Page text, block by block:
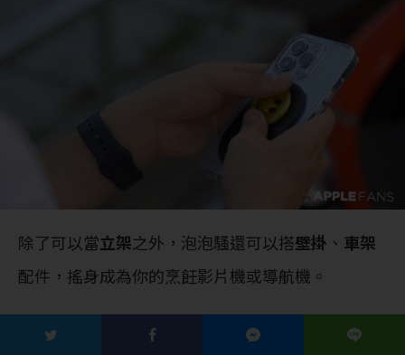
除了可以當立架之外，泡泡騷還可以搭壁掛 、 車架
配件，搖身成為你的烹飪影片機或導航機。